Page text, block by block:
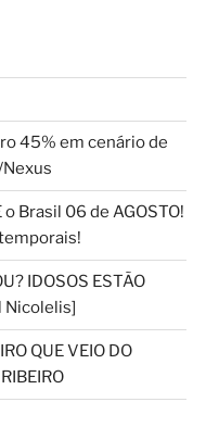
45% em cenário de
o Brasil 06 de AGOSTO!
IDOSOS ESTÃO
Nicolelis]
QUE VEIO DO